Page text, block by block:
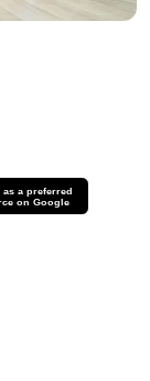
as a preferred
on Google